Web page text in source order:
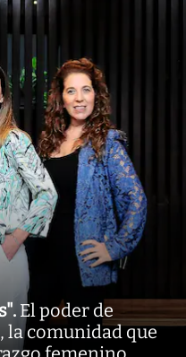
. El poder de
la comunidad que